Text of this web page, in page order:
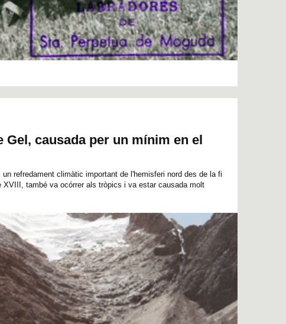
Gel, causada per un mínim en el
refredament climàtic important de l'hemisferi nord des de la fi
XVIII, també va ocórrer als tròpics i va estar causada molt